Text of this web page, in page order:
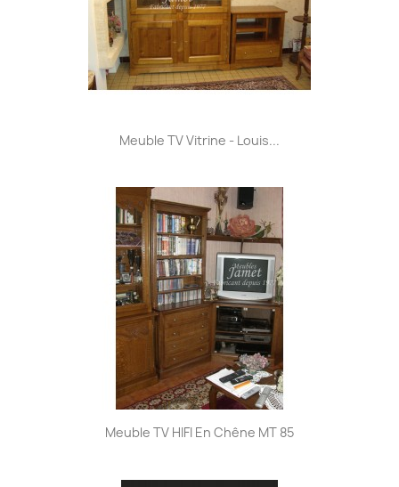
Meuble TV Vitrine - Louis...
Meuble TV HIFI En Chêne MT 85